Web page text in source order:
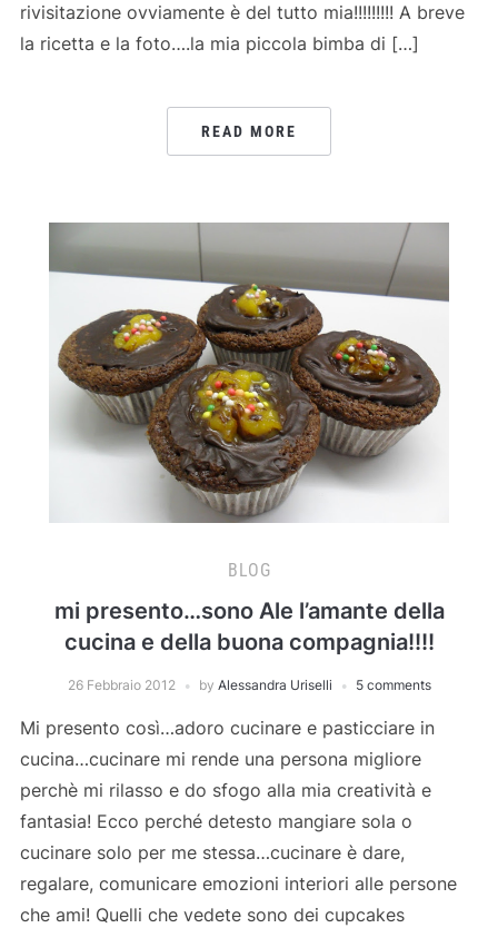
rivisitazione ovviamente è del tutto mia!!!!!!!!! A breve
la ricetta e la foto….la mia piccola bimba di […]
READ MORE
BLOG
mi presento…sono Ale l’amante della
cucina e della buona compagnia!!!!
26 Febbraio 2012 by Alessandra Uriselli 5 comments
Mi presento così…adoro cucinare e pasticciare in
cucina…cucinare mi rende una persona migliore
perchè mi rilasso e do sfogo alla mia creatività e
fantasia! Ecco perché detesto mangiare sola o
cucinare solo per me stessa…cucinare è dare,
regalare, comunicare emozioni interiori alle persone
che ami! Quelli che vedete sono dei cupcakes